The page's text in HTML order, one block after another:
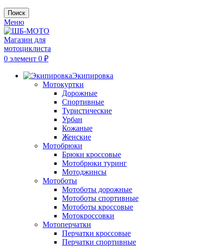
Поиск
Меню
0 элемент 0 ₽
Экипировка
Мотокуртки
Дорожные
Спортивные
Туристические
Урбан
Кожаные
Женские
Мотобрюки
Брюки кроссовые
Мотобрюки туринг
Мотоджинсы
Мотоботы
Мотоботы дорожные
Мотоботы спортивные
Мотоботы кроссовые
Мотокроссовки
Мотоперчатки
Перчатки кроссовые
Перчатки спортивные